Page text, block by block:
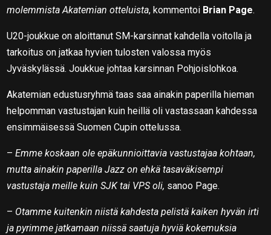
molemmista Akatemian otteluista, kommentoi Brian Page.
U20-joukkue on aloittanut SM-karsinnat kahdella voitolla ja
tarkoitus on jatkaa hyvien tulosten valossa myös
Jyväskylässä. Joukkue johtaa karsinnan Pohjoislohkoa.
Akatemian edustusryhmä taas saa ainakin paperilla hieman
helpomman vastustajan kuin heillä oli vastassaan kahdessa
ensimmäisessä Suomen Cupin ottelussa.
–Emme koskaan ole epäkunnioittavia vastustajaa kohtaan,
mutta ainakin paperilla Jazz on ehkä tasaväkisempi
vastustaja meille kuin SJK tai VPS oli, sanoo Page.
– Otamme kuitenkin niistä kahdesta pelistä kaiken hyvän irti
ja pyrimme jatkamaan niissä saatuja hyviä kokemuksia